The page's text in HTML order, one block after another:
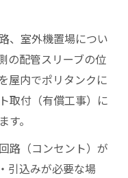
、室外機置場につい
の配管スリーブの位
屋内でポリタンクに
取付（有償工事）に
。
路（コンセント）が
引込みが必要な場